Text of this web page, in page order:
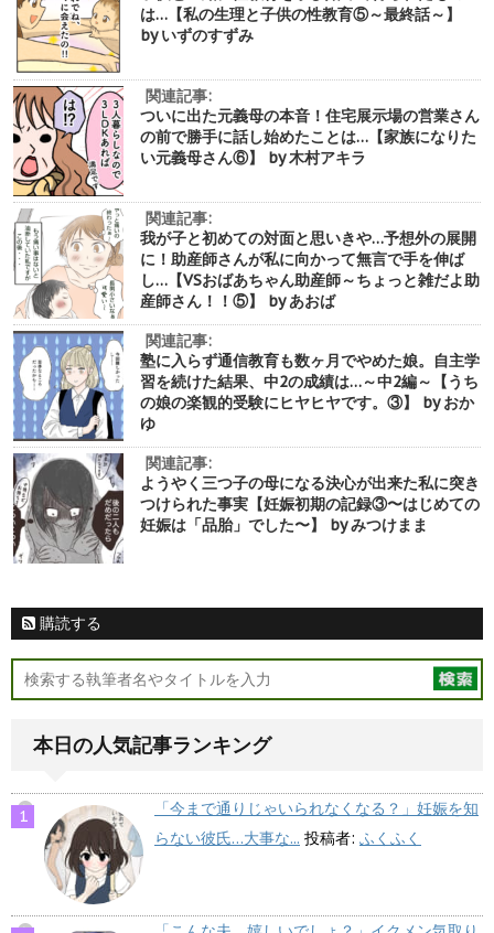
は…【私の生理と子供の性教育⑤～最終話～】
by いずのすずみ
関連記事:
ついに出た元義母の本音！住宅展示場の営業さん
の前で勝手に話し始めたことは…【家族になりた
い元義母さん⑥】 by 木村アキラ
関連記事:
我が子と初めての対面と思いきや…予想外の展開
に！助産師さんが私に向かって無言で手を伸ば
し…【VSおばあちゃん助産師～ちょっと雑だよ助
産師さん！！⑤】 by あおば
関連記事:
塾に入らず通信教育も数ヶ月でやめた娘。自主学
習を続けた結果、中2の成績は…～中2編～【うち
の娘の楽観的受験にヒヤヒヤです。③】 by おか
ゆ
関連記事:
ようやく三つ子の母になる決心が出来た私に突き
つけられた事実【妊娠初期の記録③〜はじめての
妊娠は「品胎」でした〜】 by みつけまま
購読する
本日の人気記事ランキング
「今まで通りじゃいられなくなる？」妊娠を知
らない彼氏…大事な... 投稿者: ふくふく